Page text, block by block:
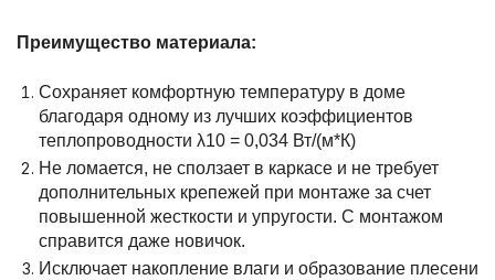
Преимущество материала:
Сохраняет комфортную температуру в доме
благодаря одному из лучших коэффициентов
теплопроводности λ10 = 0,034 Вт/(м*К)
Не ломается, не сползает в каркасе и не требует
дополнительных крепежей при монтаже за счет
повышенной жесткости и упругости. С монтажом
справится даже новичок.
Исключает накопление влаги и образование плесени